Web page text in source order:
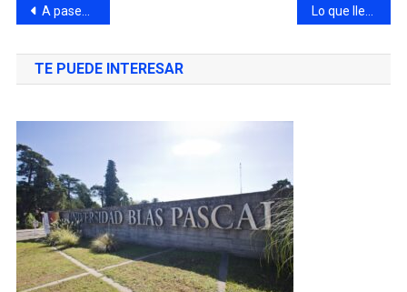
A pasear por las sierras
TE PUEDE INTERESAR